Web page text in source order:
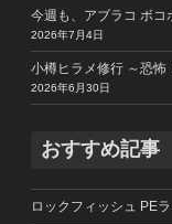
今週も、アブラコ ボコ
2026年7月4日
小樽ヒラメ修行 ～恐怖
2026年6月30日
おすすめ記事
ロックフィッシュ PE